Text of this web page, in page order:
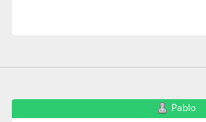
Pablo